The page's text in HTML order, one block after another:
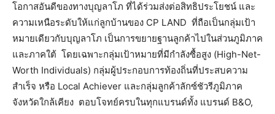
โอกาสอันดีของทางบุญลาโภ ที่ได้ร่วมส่งต่อสิทธิประโยชน์ และ
ความเหนือระดับให้แก่ลูกบ้านของ CP LAND ที่ถือเป็นกลุ่มเป้า
หมายเดียวกับบุญลาโภ เป็นการขยายฐานลูกค้าไปในส่วนภูมิภาค
และภาคใต้ โดยเฉพาะกลุ่มเป้าหมายที่มีกำลังซื้อสูง (High-Net-
Worth Individuals) กลุ่มผู้ประกอบการท้องถิ่นที่ประสบความ
สำเร็จ หรือ Local Achiever และกลุ่มลูกค้าลักซ์ชัวรีภูมิภาค
จังหวัดใกล้เคียง ตอบโจทย์ครบในทุกแบรนด์ทั้ง แบรนด์ B&O,